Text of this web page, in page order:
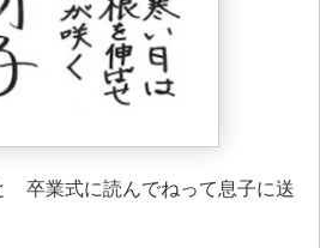
卒業式に読んでねって息子に送